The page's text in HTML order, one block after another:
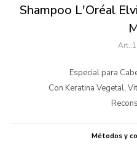
Shampoo L'Oréal
Especial para
Con Keratina Vegetal,
Métodos y